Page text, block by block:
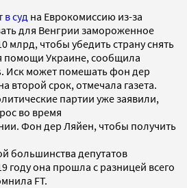
в суд на Еврокомиссию из-за
для Венгрии замороженное
млрд, чтобы убедить страну снять
помощи Украине, сообщила
Иск может помешать фон дер
второй срок, отмечала газета.
партии уже заявили,
во время
Фон дер Ляйен, чтобы получить
большинства депутатов
году она прошла с разницей всего
FT.